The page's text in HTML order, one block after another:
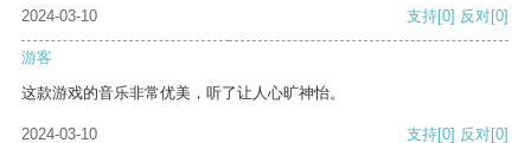
2024-03-10 支持[0] 反对[0]
游客
这款游戏的音乐非常优美，听了让人心旷神怡。
2024-03-10 支持[0] 反对[0]